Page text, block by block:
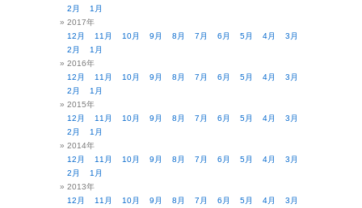
2月
1月
2017年
12月
11月 10月 9月 8月 7月 6月 5月 4月
3月
2月
1月
2016年
12月
11月 10月 9月 8月 7月 6月 5月 4月
3月
2月
1月
2015年
12月
11月 10月 9月 8月 7月 6月 5月 4月
3月
2月
1月
2014年
12月
11月 10月 9月 8月 7月 6月 5月 4月
3月
2月
1月
2013年
12月
11月 10月 9月 8月 7月 6月 5月 4月
3月